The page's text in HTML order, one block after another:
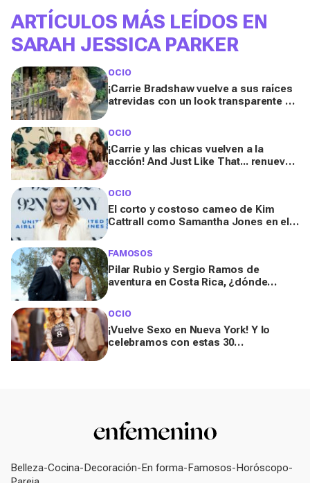
ARTÍCULOS MÁS LEÍDOS EN
SARAH JESSICA PARKER
OCIO
¡Carrie Bradshaw vuelve a sus raíces
atrevidas con un look transparente en
OCIO
¡Carrie y las chicas vuelven a la
acción! And Just Like That... renueva
OCIO
El corto y costoso cameo de Kim
Cattrall como Samantha Jones en el
FAMOSOS
Pilar Rubio y Sergio Ramos de
aventura en Costa Rica, ¿dónde
OCIO
¡Vuelve Sexo en Nueva York! Y lo
celebramos con estas 30
Belleza Cocina Decoración En forma Famosos Horóscopo